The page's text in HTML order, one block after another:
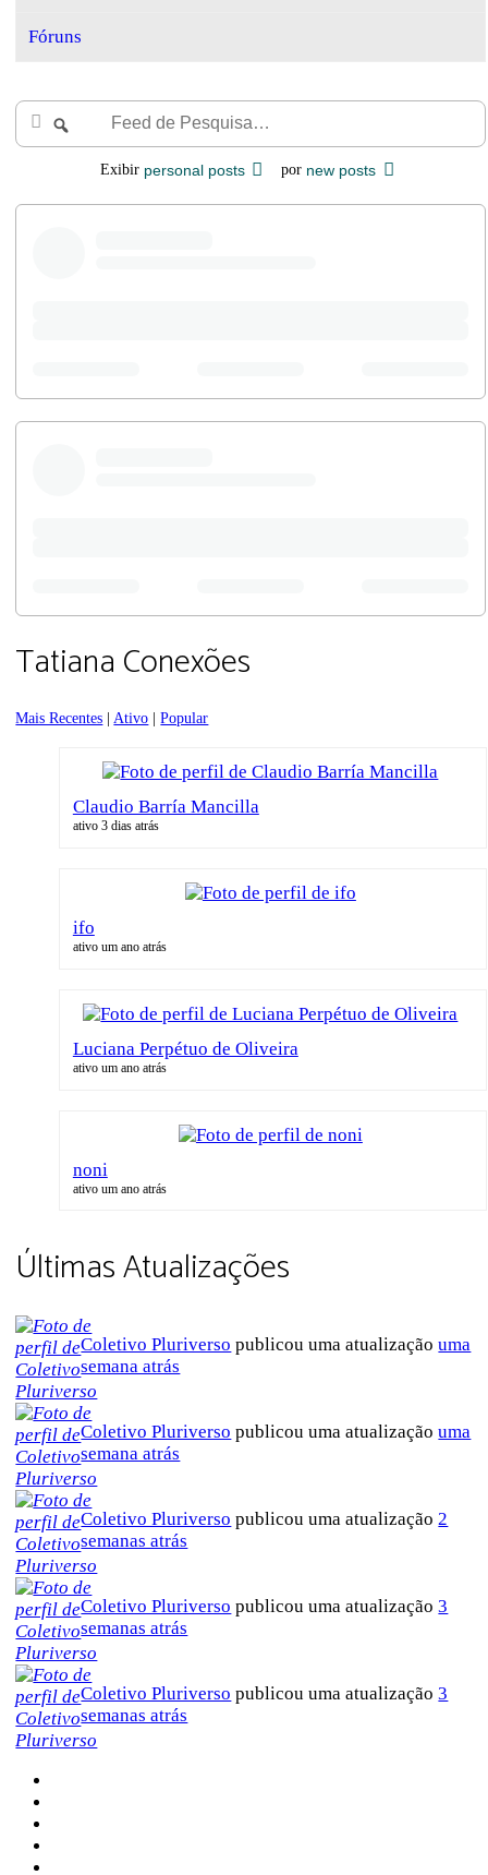
Fóruns
Buscar
Feed
Exibir personal posts por new posts
Tatiana Conexões
Mais Recentes |Ativo |Popular
Claudio Barría Mancilla
ativo 3 dias atrás
ifo
ativo um ano atrás
Luciana Perpétuo de Oliveira
ativo um ano atrás
noni
ativo um ano atrás
Últimas Atualizações
Coletivo Pluriverso publicou uma atualizaçãouma
semana atrás
Coletivo Pluriverso publicou uma atualizaçãouma
semana atrás
Coletivo Pluriverso publicou uma atualização2
semanas atrás
Coletivo Pluriverso publicou uma atualização3
semanas atrás
Coletivo Pluriverso publicou uma atualização3
semanas atrás